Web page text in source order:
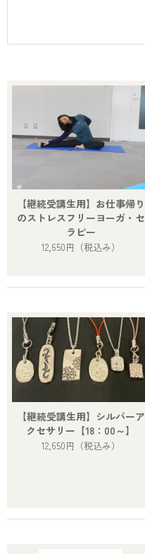
【継続受講生用】お仕事帰り
のストレスフリーヨーガ・セ
ラピー
12,650円 （税込み）
【継続受講生用】シルバーア
クセサリー【18：00～】
12,650円 （税込み）